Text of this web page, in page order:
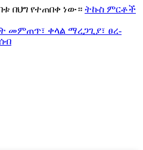
በህግ የተጠበቀ ነው። ትኩስ ምርቶች
መምጠጥ፣ ቀላል ማረጋጊያ፣ ፀረ-